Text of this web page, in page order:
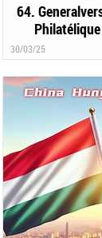
64.
30/03/25